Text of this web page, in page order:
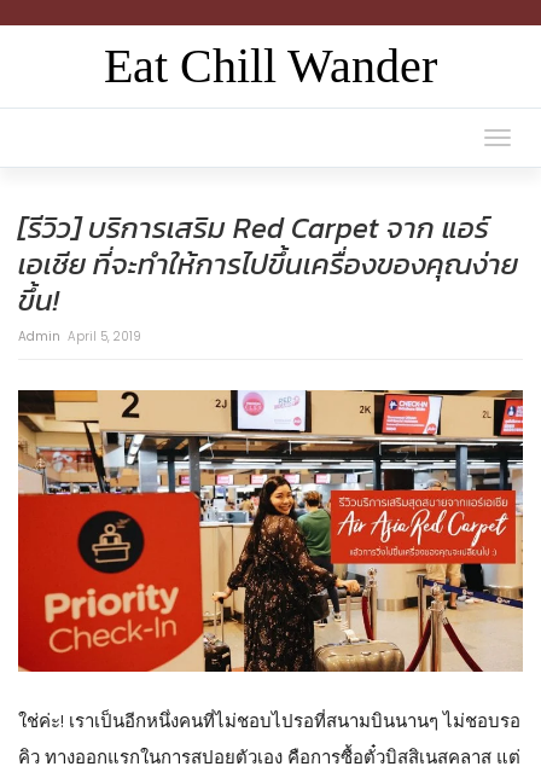
Eat Chill Wander
[รีวิว] บริการเสริม Red Carpet จาก แอร์
เอเชีย ที่จะทำให้การไปขึ้นเครื่องของคุณง่าย
ขึ้น!
Admin April 5, 2019
ใช่ค่ะ! เราเป็นอีกหนึ่งคนที่ไม่ชอบไปรอที่สนามบินนานๆ ไม่ชอบรอ
คิว ทางออกแรกในการสปอยตัวเอง คือการซื้อตั๋วบิสสิเนสคลาส แต่